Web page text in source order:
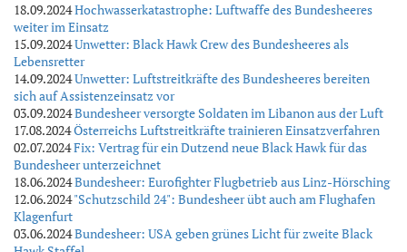
18.09.2024Hochwasserkatastrophe: Luftwaffe des Bundesheeres
weiter im Einsatz
15.09.2024Unwetter: Black Hawk Crew des Bundesheeres als
Lebensretter
14.09.2024Unwetter: Luftstreitkräfte des Bundesheeres bereiten
sich auf Assistenzeinsatz vor
03.09.2024Bundesheer versorgte Soldaten im Libanon aus der Luft
17.08.2024Österreichs Luftstreitkräfte trainieren Einsatzverfahren
02.07.2024Fix: Vertrag für ein Dutzend neue Black Hawk für das
Bundesheer unterzeichnet
18.06.2024Bundesheer: Eurofighter Flugbetrieb aus Linz-Hörsching
12.06.2024"Schutzschild 24": Bundesheer übt auch am Flughafen
Klagenfurt
03.06.2024Bundesheer: USA geben grünes Licht für zweite Black